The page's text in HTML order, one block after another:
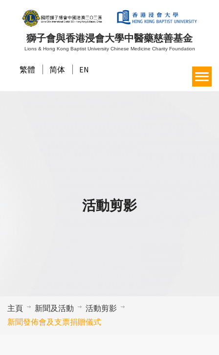
獅子會與香港浸會大學中醫藥慈善基金
Lions & Hong Kong Baptist University Chinese Medicine Charity Foundation
繁體 简体 EN
活動剪影
主頁 新聞及活動
活動剪影
新聞發佈會及支票捐贈儀式